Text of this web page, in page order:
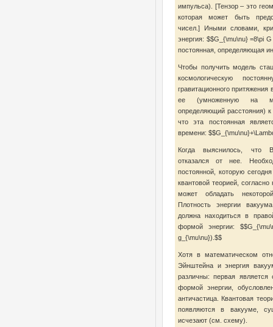
импульса). [Тензор – это
которая может быть
чисел.] Иными словами,
энергия: $$G_{\mu\nu} =8\pi
постоянная, определяющая
Чтобы получить модель
космологическую
гравитационного
ее (умноженную на
определяющий расстояния) к
что эта постоянная
времени:
Когда выяснилось, что
отказался от нее.
постоянной, которую
квантовой теорией,
может обладать
Плотность энергии
должна находиться в
формой энергии:
g_{\mu\nu}).$$
Хотя в математическом
Эйнштейна и энергия
различны: первая является
формой энергии,
античастица. Квантовая
появляются в вакууме,
исчезают (см. схему).